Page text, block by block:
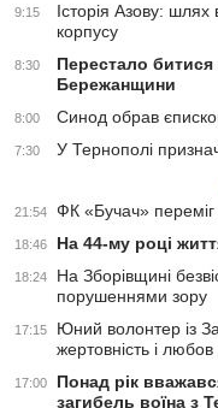
9:15
Історія Азову:
корпусу
8:30
Перестало
Бережанщини
8:00 Синод обрав
7:30 У Тернополі
21:54 ФК «Бучач»
18:46 На 44-му році
18:24
На Зборівщині
порушеннями зору
17:15
Юний волонтер із
жертовність і
17:00
Понад рік
загибель воїна з